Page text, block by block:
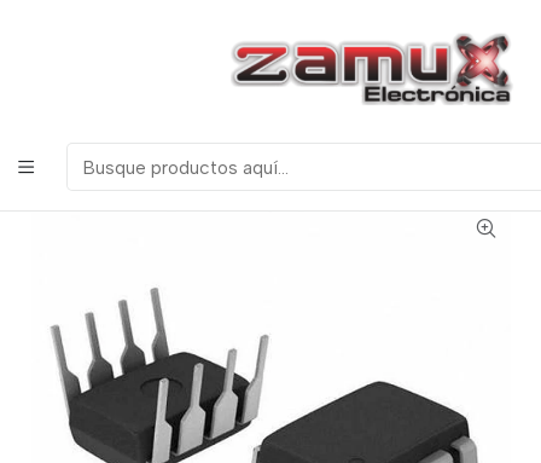
ELECTRONICOS, ROBOTICA & TECNOLOGIA
Productos
Semiconductores
Serie Lm